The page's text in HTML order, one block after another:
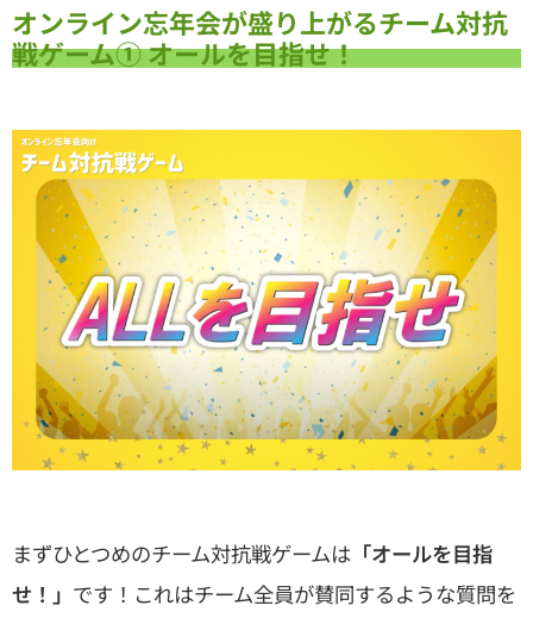
オンライン忘年会が盛り上がるチーム対抗
戦ゲーム① オールを目指せ！
まずひとつめのチーム対抗戦ゲームは 「オールを目指
せ！」 です！これはチーム全員が賛同するような質問を